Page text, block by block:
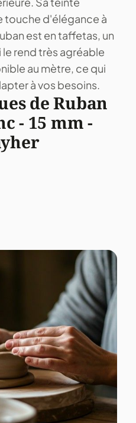
touche d'élégance à
est en taffetas, un
rend très agréable
au mètre, ce qui
à vos besoins.
de Ruban
- 15 mm -